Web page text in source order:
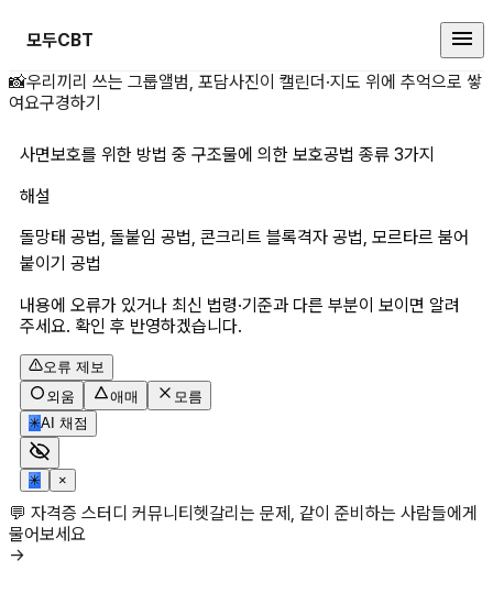
모두CBT
사면보호를 위한 방법 중 구조물에
📸우리끼리 쓰는 그룹앨범, 포담사진이 캘린더·지도 위에 추억으로 쌓
여요구경하기
사면보호를 위한 방법 중 구조물에 의한 보호공법 종류 3가지
해설
돌망태 공법, 돌붙임 공법, 콘크리트 블록격자 공법, 모르타르 붐어
붙이기 공법
내용에 오류가 있거나 최신 법령·기준과 다른 부분이 보이면 알려
주세요. 확인 후 반영하겠습니다.
오류 제보
외움
애매
모름
✳AI 채점
✳ ×
💬 자격증 스터디 커뮤니티헷갈리는 문제, 같이 준비하는 사람들에게
물어보세요
→